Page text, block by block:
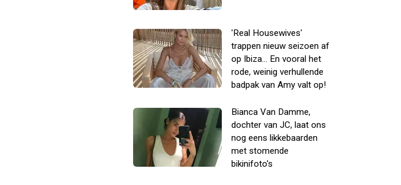
'Real Housewives'
trappen nieuw seizoen af
op Ibiza... En vooral het
rode, weinig verhullende
badpak van Amy valt op!
Bianca Van Damme,
dochter van JC, laat ons
nog eens likkebaarden
met stomende
bikinifoto's